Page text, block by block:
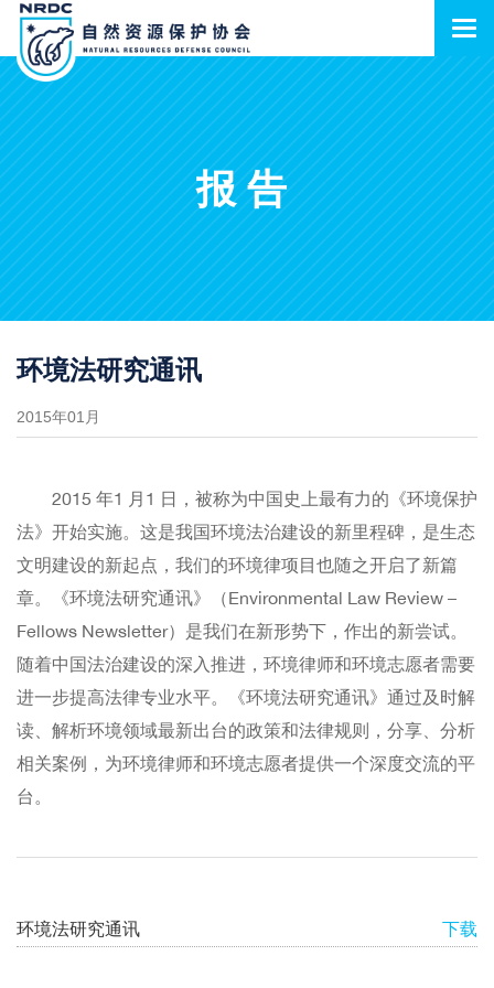
报告
环境法研究通讯
2015年01月
2015 年1 月1 日，被称为中国史上最有力的《环境保护
法》开始实施。这是我国环境法治建设的新里程碑，是生态
文明建设的新起点，我们的环境律项目也随之开启了新篇
章。《环境法研究通讯》（Environmental Law Review –
Fellows Newsletter）是我们在新形势下，作出的新尝试。
随着中国法治建设的深入推进，环境律师和环境志愿者需要
进一步提高法律专业水平。《环境法研究通讯》通过及时解
读、解析环境领域最新出台的政策和法律规则，分享、分析
相关案例，为环境律师和环境志愿者提供一个深度交流的平
台。
环境法研究通讯 下载